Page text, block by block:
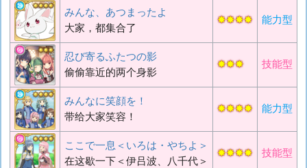
みんな、あつまったよ
大家，都集合了
✸✸✸✸ 能力型
忍び寄るふたつの影
偷偷靠近的两个身影
✸✸✸ 技能型
みんなに笑顔を！
带给大家笑容！
✸✸✸✸ 能力型
ここで一息＜いろは・やちよ＞
在这歇一下＜伊吕波、八千代＞
✸✸✸✸ 技能型